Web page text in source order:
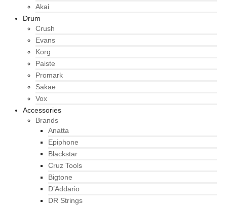
Akai
Drum
Crush
Evans
Korg
Paiste
Promark
Sakae
Vox
Accessories
Brands
Anatta
Epiphone
Blackstar
Cruz Tools
Bigtone
D’Addario
DR Strings